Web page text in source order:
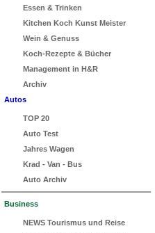
Essen & Trinken
Kitchen Koch Kunst Meister
Wein & Genuss
Koch-Rezepte & Bücher
Management in H&R
Archiv
Autos
TOP 20
Auto Test
Jahres Wagen
Krad - Van - Bus
Auto Archiv
Business
NEWS Tourismus und Reise